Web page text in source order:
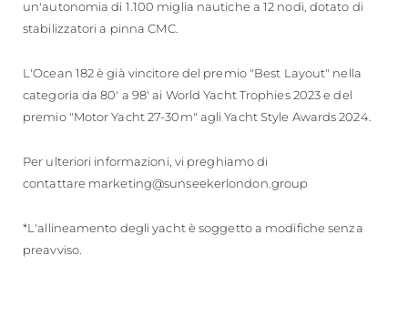
un'autonomia di 1.100 miglia nautiche a 12 nodi, dotato di
stabilizzatori a pinna CMC.
L'Ocean 182 è già vincitore del premio "Best Layout" nella
categoria da 80' a 98' ai World Yacht Trophies 2023 e del
premio "Motor Yacht 27-30m" agli Yacht Style Awards 2024.
Per ulteriori informazioni, vi preghiamo di
contattare marketing@sunseekerlondon.group
*L'allineamento degli yacht è soggetto a modifiche senza
preavviso.